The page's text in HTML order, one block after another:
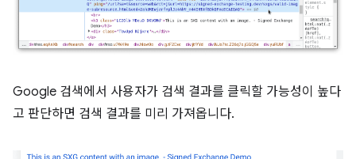
Google 검색에서 사용자가 검색 결과를 클릭할 가능성이 높다
고 판단하면 검색 결과를 미리 가져옵니다.